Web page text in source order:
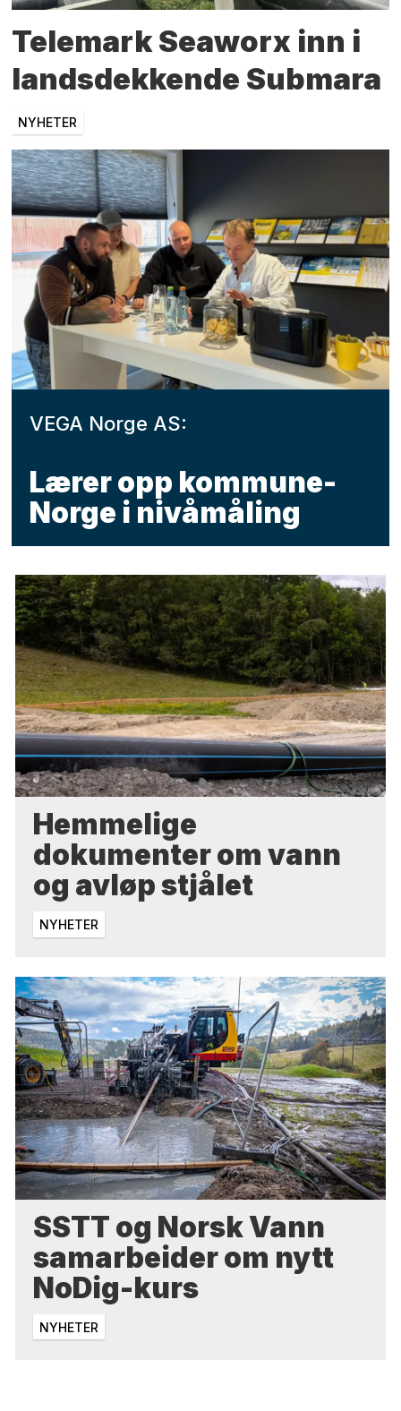
Telemark Seaworx inn i
landsdekkende Submara
NYHETER
VEGA Norge AS:
Lærer opp kommune-
Norge i nivåmåling
Hemmelige
dokumenter om vann
og avløp stjålet
NYHETER
SSTT og Norsk Vann
samarbeider om nytt
NoDig-kurs
NYHETER